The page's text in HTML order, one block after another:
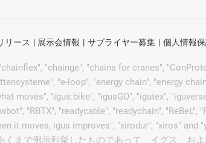
リース 展示会情報 サプライヤー募集 個人情報
"chainge", "chains for cranes",
"e-loop", "energy chain", "energy
moves", "igus:bike", "igusGO", "igutex",
"RBTX", "readycable", "readychain",
it moves, igus improves", "xirodur", "xiros"
くまで例示列挙したものであって、イグス、